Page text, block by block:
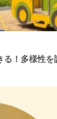
！多様性